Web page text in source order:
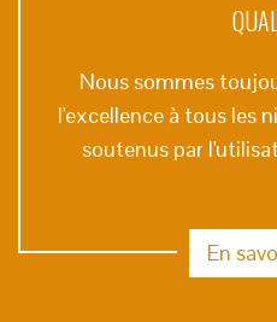
Nous sommes
l'excellence à tous les
soutenus par
En